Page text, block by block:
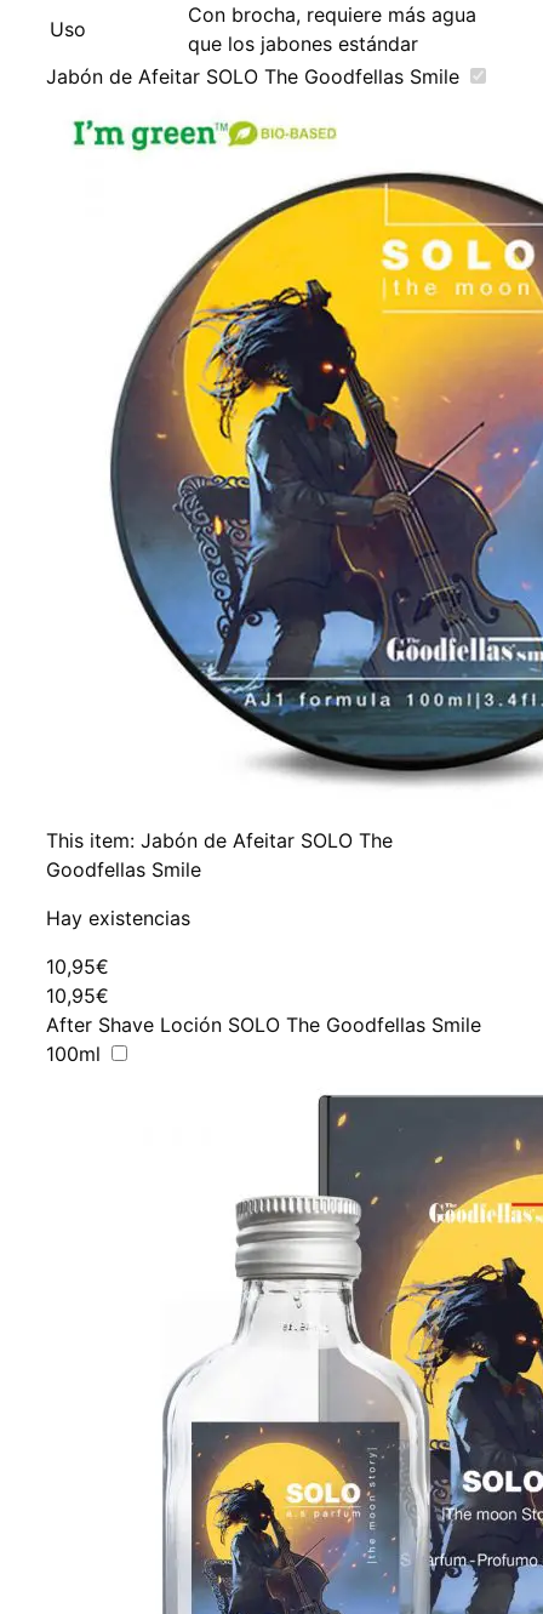
Uso
Con brocha, requiere más agua
que los jabones estándar
Jabón de Afeitar SOLO The Goodfellas Smile
This item: Jabón de Afeitar SOLO The
Goodfellas Smile
Hay existencias
10,95€
10,95€
After Shave Loción SOLO The Goodfellas Smile
100ml